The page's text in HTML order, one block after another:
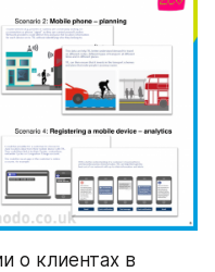
о клиентах в